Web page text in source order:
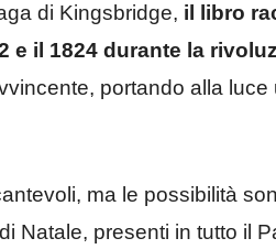
di Kingsbridge, il libro
e il 1824 durante la
portando alla luce
ma le possibilità
Natale, presenti in tutto il